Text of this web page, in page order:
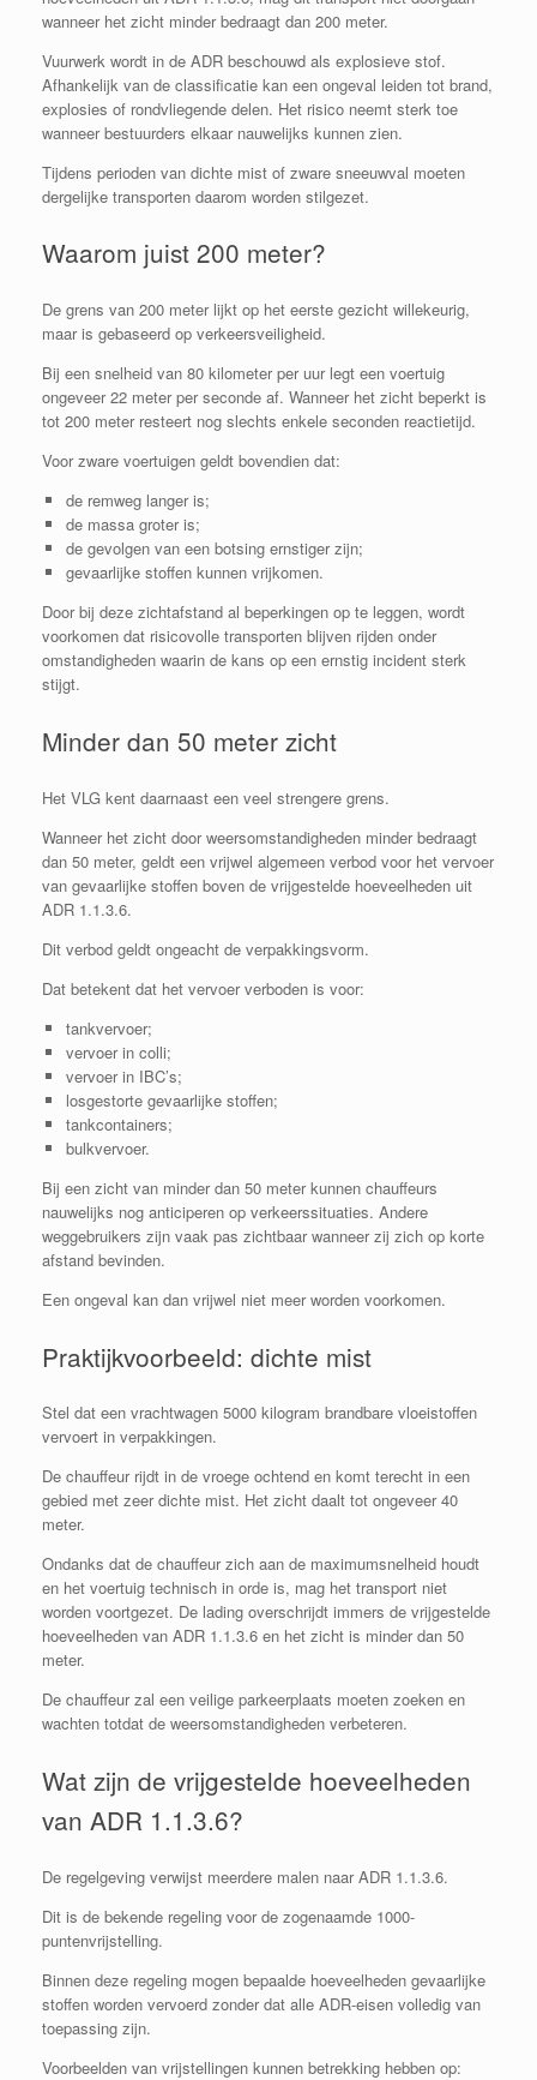
wanneer het zicht minder bedraagt dan 200 meter.
Vuurwerk wordt in de ADR beschouwd als explosieve stof.
Afhankelijk van de classificatie kan een ongeval leiden tot brand,
explosies of rondvliegende delen. Het risico neemt sterk toe
wanneer bestuurders elkaar nauwelijks kunnen zien.
Tijdens perioden van dichte mist of zware sneeuwval moeten
dergelijke transporten daarom worden stilgezet.
Waarom juist 200 meter?
De grens van 200 meter lijkt op het eerste gezicht willekeurig,
maar is gebaseerd op verkeersveiligheid.
Bij een snelheid van 80 kilometer per uur legt een voertuig
ongeveer 22 meter per seconde af. Wanneer het zicht beperkt is
tot 200 meter resteert nog slechts enkele seconden reactietijd.
Voor zware voertuigen geldt bovendien dat:
de remweg langer is;
de massa groter is;
de gevolgen van een botsing ernstiger zijn;
gevaarlijke stoffen kunnen vrijkomen.
Door bij deze zichtafstand al beperkingen op te leggen, wordt
voorkomen dat risicovolle transporten blijven rijden onder
omstandigheden waarin de kans op een ernstig incident sterk
stijgt.
Minder dan 50 meter zicht
Het VLG kent daarnaast een veel strengere grens.
Wanneer het zicht door weersomstandigheden minder bedraagt
dan 50 meter, geldt een vrijwel algemeen verbod voor het vervoer
van gevaarlijke stoffen boven de vrijgestelde hoeveelheden uit
ADR 1.1.3.6.
Dit verbod geldt ongeacht de verpakkingsvorm.
Dat betekent dat het vervoer verboden is voor:
tankvervoer;
vervoer in colli;
vervoer in IBC’s;
losgestorte gevaarlijke stoffen;
tankcontainers;
bulkvervoer.
Bij een zicht van minder dan 50 meter kunnen chauffeurs
nauwelijks nog anticiperen op verkeerssituaties. Andere
weggebruikers zijn vaak pas zichtbaar wanneer zij zich op korte
afstand bevinden.
Een ongeval kan dan vrijwel niet meer worden voorkomen.
Praktijkvoorbeeld: dichte mist
Stel dat een vrachtwagen 5000 kilogram brandbare vloeistoffen
vervoert in verpakkingen.
De chauffeur rijdt in de vroege ochtend en komt terecht in een
gebied met zeer dichte mist. Het zicht daalt tot ongeveer 40
meter.
Ondanks dat de chauffeur zich aan de maximumsnelheid houdt
en het voertuig technisch in orde is, mag het transport niet
worden voortgezet. De lading overschrijdt immers de vrijgestelde
hoeveelheden van ADR 1.1.3.6 en het zicht is minder dan 50
meter.
De chauffeur zal een veilige parkeerplaats moeten zoeken en
wachten totdat de weersomstandigheden verbeteren.
Wat zijn de vrijgestelde hoeveelheden
van ADR 1.1.3.6?
De regelgeving verwijst meerdere malen naar ADR 1.1.3.6.
Dit is de bekende regeling voor de zogenaamde 1000-
puntenvrijstelling.
Binnen deze regeling mogen bepaalde hoeveelheden gevaarlijke
stoffen worden vervoerd zonder dat alle ADR-eisen volledig van
toepassing zijn.
Voorbeelden van vrijstellingen kunnen betrekking hebben op: